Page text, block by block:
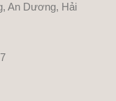
An Dương, Hải